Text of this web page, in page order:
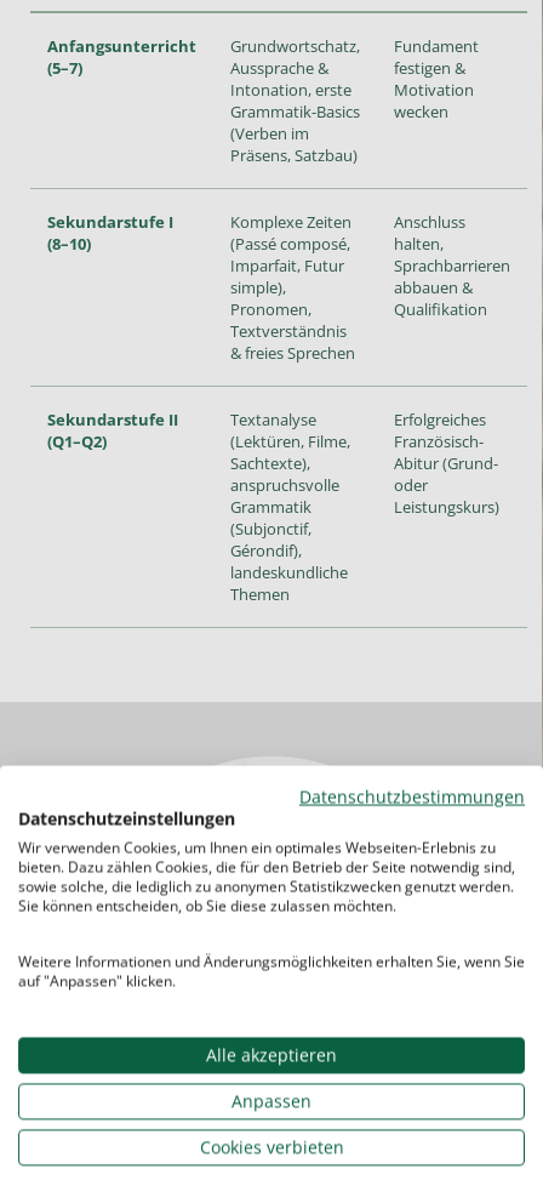
Anfangsunterricht
(5–7)
Grundwortschatz,
Aussprache &
Intonation, erste
Grammatik-Basics
(Verben im
Präsens, Satzbau)
Fundament
festigen &
Motivation
wecken
Sekundarstufe I
(8–10)
Komplexe Zeiten
(Passé composé,
Imparfait, Futur
simple),
Pronomen,
Textverständnis
& freies Sprechen
Anschluss
halten,
Sprachbarrieren
abbauen &
Qualifikation
Sekundarstufe II
(Q1–Q2)
Textanalyse
(Lektüren, Filme,
Sachtexte),
anspruchsvolle
Grammatik
(Subjonctif,
Gérondif),
landeskundliche
Themen
Erfolgreiches
Französisch-
Abitur (Grund-
oder
Leistungskurs)
Sie haben noch Fragen? Kein Problem!
Datenschutzbestimmungen
Datenschutzeinstellungen
Wir verwenden Cookies, um Ihnen ein optimales Webseiten-Erlebnis zu
bieten. Dazu zählen Cookies, die für den Betrieb der Seite notwendig sind,
sowie solche, die lediglich zu anonymen Statistikzwecken genutzt werden.
Sie können entscheiden, ob Sie diese zulassen möchten.
Weitere Informationen und Änderungsmöglichkeiten erhalten Sie, wenn Sie
auf "Anpassen" klicken.
Alle akzeptieren
Anpassen
Cookies verbieten